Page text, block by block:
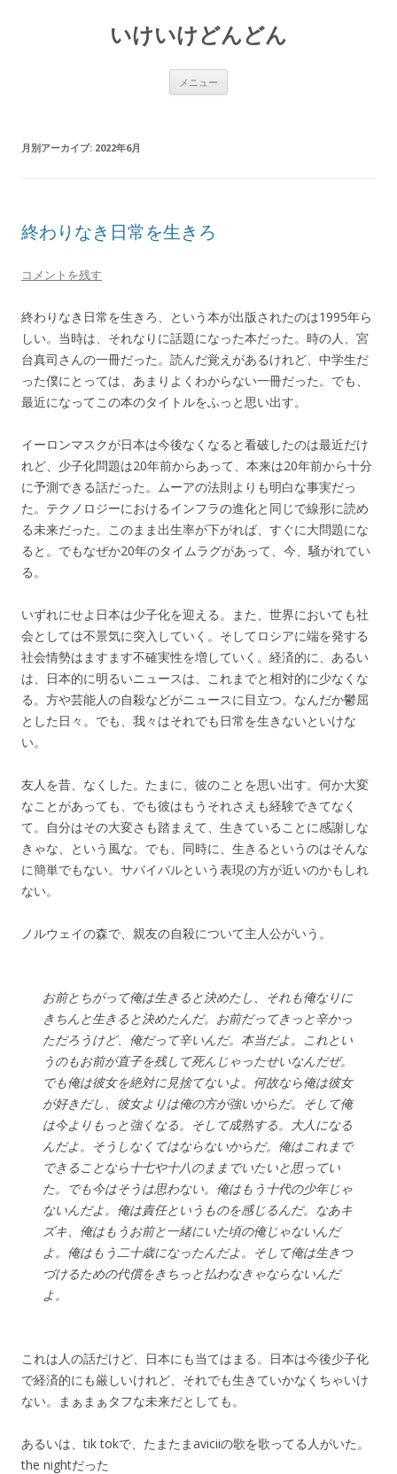
いけいけどんどん
メニュー
月別アーカイブ: 2022年6月
終わりなき日常を生きろ
コメントを残す
終わりなき日常を生きろ、という本が出版されたのは1995年ら
しい。当時は、それなりに話題になった本だった。時の人、宮
台真司さんの一冊だった。読んだ覚えがあるけれど、中学生だ
った僕にとっては、あまりよくわからない一冊だった。でも、
最近になってこの本のタイトルをふっと思い出す。
イーロンマスクが日本は今後なくなると看破したのは最近だけ
れど、少子化問題は20年前からあって、本来は20年前から十分
に予測できる話だった。ムーアの法則よりも明白な事実だっ
た。テクノロジーにおけるインフラの進化と同じで線形に読め
る未来だった。このまま出生率が下がれば、すぐに大問題にな
ると。でもなぜか20年のタイムラグがあって、今、騒がれてい
る。
いずれにせよ日本は少子化を迎える。また、世界においても社
会としては不景気に突入していく。そしてロシアに端を発する
社会情勢はますます不確実性を増していく。経済的に、あるい
は、日本的に明るいニュースは、これまでと相対的に少なくな
る。方や芸能人の自殺などがニュースに目立つ。なんだか鬱屈
とした日々。でも、我々はそれでも日常を生きないといけな
い。
友人を昔、なくした。たまに、彼のことを思い出す。何か大変
なことがあっても、でも彼はもうそれさえも経験できてなく
て。自分はその大変さも踏まえて、生きていることに感謝しな
きゃな、という風な。でも、同時に、生きるというのはそんな
に簡単でもない。サバイバルという表現の方が近いのかもしれ
ない。
ノルウェイの森で、親友の自殺について主人公がいう。
お前とちがって俺は生きると決めたし、それも俺なりに
きちんと生きると決めたんだ。お前だってきっと辛かっ
ただろうけど、俺だって辛いんだ。本当だよ。これとい
うのもお前が直子を残して死んじゃったせいなんだぜ。
でも俺は彼女を絶対に見捨てないよ。何故なら俺は彼女
が好きだし、彼女よりは俺の方が強いからだ。そして俺
は今よりもっと強くなる。そして成熟する。大人になる
んだよ。そうしなくてはならないからだ。俺はこれまで
できることなら十七や十八のままでいたいと思ってい
た。でも今はそうは思わない。俺はもう十代の少年じゃ
ないんだよ。俺は責任というものを感じるんだ。なあキ
ズキ、俺はもうお前と一緒にいた頃の俺じゃないんだ
よ。俺はもう二十歳になったんだよ。そして俺は生きつ
づけるための代償をきちっと払わなきゃならないんだ
よ。
これは人の話だけど、日本にも当てはまる。日本は今後少子化
で経済的にも厳しいけれど、それでも生きていかなくちゃいけ
ない。まぁまぁタフな未来だとしても。
あるいは、tik tokで、たまたまaviciiの歌を歌ってる人がいた。
the nightだった